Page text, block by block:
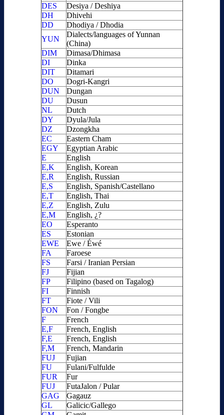
DES
Desiya / Deshiya
DH
Dhivehi
DD
Dhodiya / Dhodia
YUN
Dialects/languages of Yunnan
(China)
DIM
Dimasa/Dhimasa
DI
Dinka
DIT
Ditamari
DO
Dogri-Kangri
DUN
Dungan
DU
Dusun
NL
Dutch
DY
Dyula/Jula
DZ
Dzongkha
EC
Eastern Cham
EGY
Egyptian Arabic
E
English
E,K
English, Korean
E,R
English, Russian
E,S
English, Spanish/Castellano
E,T
English, Thai
E,Z
English, Zulu
E,M
English, ¿?
EO
Esperanto
ES
Estonian
EWE
Ewe / Éwé
FA
Faroese
FS
Farsi / Iranian Persian
FJ
Fijian
FP
Filipino (based on Tagalog)
FI
Finnish
FT
Fiote / Vili
FON
Fon / Fongbe
F
French
E,F
French, English
F,E
French, English
F,M
French, Mandarin
FUJ
Fujian
FU
Fulani/Fulfulde
FUR
Fur
FUJ
FutaJalon / Pular
GAG
Gagauz
GL
Galicic/Gallego